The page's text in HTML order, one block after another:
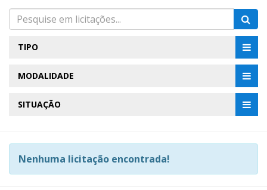
TIPO
MODALIDADE
SITUAÇÃO
Nenhuma licitação encontrada!